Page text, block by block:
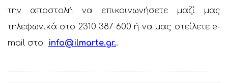
την αποστολή να επικοινωνήσετε μαζί μας
τηλεφωνικά στο 2310 387 600 ή να μας στείλετε e-
mail στο
info@ilmarte.gr..